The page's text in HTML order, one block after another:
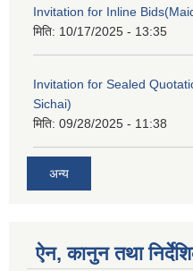
Invitation for Inline
मिति: 10/17/2025 - 13:35
Invitation for Sealed
Sichai)
मिति: 09/28/2025 - 11:38
अन्य
ऐन, कानुन तथा